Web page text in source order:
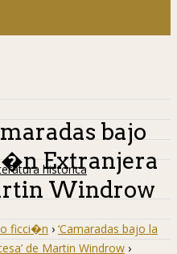
histórica
bajo
Extranjera
Windrow
ficci�n › ‘Camaradas bajo la
de Martin Windrow ›